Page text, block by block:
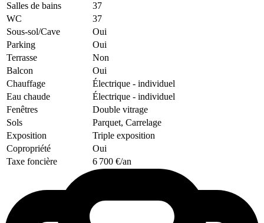
Salles de bains
37
WC
37
Sous-sol/Cave
Oui
Parking
Oui
Terrasse
Non
Balcon
Oui
Chauffage
Électrique - individuel
Eau chaude
Électrique - individuel
Fenêtres
Double vitrage
Sols
Parquet, Carrelage
Exposition
Triple exposition
Copropriété
Oui
Taxe foncière
6 700 €/an